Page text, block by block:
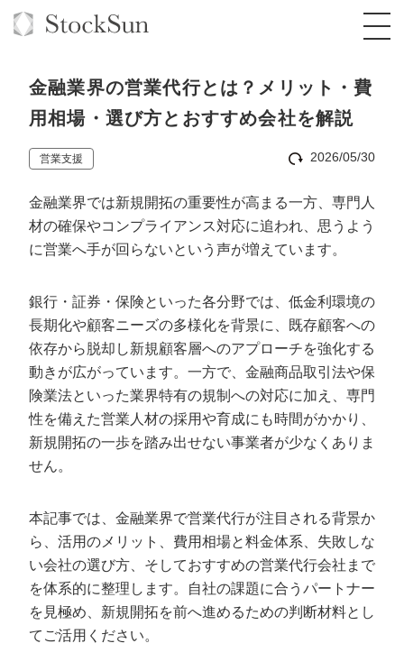
オーダーメイド支援
TOP
コンサルタント一覧
社内コンペ
クレーム窓口
BPO支援
定額制Webマーケティング代行『マキトルく
定額制営業代行『カリトルくん』
定額制採用代行・RPO『トルトルくん』
営業改善特化の動画制作『動画でカリトルく
ん』
定額LINE運用代行『LINEマキトルくん』
オリジナルサービス
拡散付1日密着動画制作『まるごと社長』
1本無料で記事を制作『SEOトライアル』
定額制LP制作・改善『最強LP』
採用YouTubeチャンネル構築『トリトル』
お役立ち資料
料金表
オンラインサロン
道場TOP
動画編集
広告運用
年収エージェント
会社概要・役員紹介
代表メッセージ（岩野圭佑）
取締役メッセージ（株本祐己）
業務委託
認定パートナー
金融業界の営業代行とは？メリット・費
用相場・選び方とおすすめ会社を解説
営業支援 2026/05/30
金融業界では新規開拓の重要性が高まる一方、専門人
材の確保やコンプライアンス対応に追われ、思うよう
に営業へ手が回らないという声が増えています。
銀行・証券・保険といった各分野では、低金利環境の
長期化や顧客ニーズの多様化を背景に、既存顧客への
依存から脱却し新規顧客層へのアプローチを強化する
動きが広がっています。一方で、金融商品取引法や保
険業法といった業界特有の規制への対応に加え、専門
性を備えた営業人材の採用や育成にも時間がかかり、
新規開拓の一歩を踏み出せない事業者が少なくありま
せん。
本記事では、金融業界で営業代行が注目される背景か
ら、活用のメリット、費用相場と料金体系、失敗しな
い会社の選び方、そしておすすめの営業代行会社まで
を体系的に整理します。自社の課題に合うパートナー
を見極め、新規開拓を前へ進めるための判断材料とし
てご活用ください。